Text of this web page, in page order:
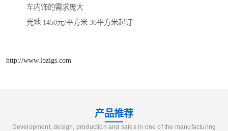
车内饰的需求庞大
光地 1450元/平方米 36平方米起订
http://www.lbzlgs.com
产品推荐
Development, design, production and sales in one of the manufacturing